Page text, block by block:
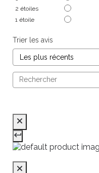
2 étoiles
1 étoile
Trier les avis